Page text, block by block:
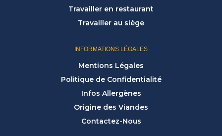
Travailler en restaurant
Travailler au siège
INFORMATIONS LÉGALES
Mentions Légales
Politique de Confidentialité
Infos Allergènes
Origine des Viandes
Contactez-Nous